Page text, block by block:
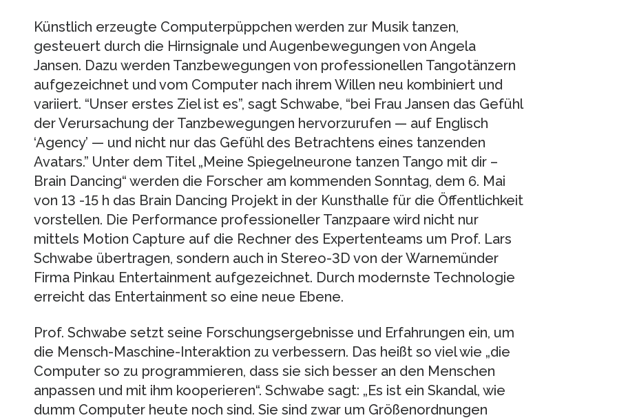
Künstlich erzeugte Computerpüppchen werden zur Musik tanzen,
gesteuert durch die Hirnsignale und Augenbewegungen von Angela
Jansen. Dazu werden Tanzbewegungen von professionellen Tangotänzern
aufgezeichnet und vom Computer nach ihrem Willen neu kombiniert und
variiert. “Unser erstes Ziel ist es”, sagt Schwabe, “bei Frau Jansen das Gefühl
der Verursachung der Tanzbewegungen hervorzurufen — auf Englisch
‘Agency’ — und nicht nur das Gefühl des Betrachtens eines tanzenden
Avatars.” Unter dem Titel „Meine Spiegelneurone tanzen Tango mit dir –
Brain Dancing“ werden die Forscher am kommenden Sonntag, dem 6. Mai
von 13 -15 h das Brain Dancing Projekt in der Kunsthalle für die Öffentlichkeit
vorstellen. Die Performance professioneller Tanzpaare wird nicht nur
mittels Motion Capture auf die Rechner des Expertenteams um Prof. Lars
Schwabe übertragen, sondern auch in Stereo-3D von der Warnemünder
Firma Pinkau Entertainment aufgezeichnet. Durch modernste Technologie
erreicht das Entertainment so eine neue Ebene.
Prof. Schwabe setzt seine Forschungsergebnisse und Erfahrungen ein, um
die Mensch-Maschine-Interaktion zu verbessern. Das heißt so viel wie „die
Computer so zu programmieren, dass sie sich besser an den Menschen
anpassen und mit ihm kooperieren“. Schwabe sagt: „Es ist ein Skandal, wie
dumm Computer heute noch sind. Sie sind zwar um Größenordnungen